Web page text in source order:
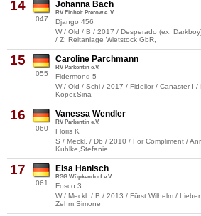
14
047
Johanna Bach
RV Einheit Prerow e. V.
Django 456
W / Old / B / 2017 / Desperado (ex:
/ Z: Reitanlage Wietstock GbR,
15
055
Caroline Parchmann
RV Parkentin e.V.
Fidermond 5
W / Old / Schi / 2017 / Fidelior / Canaster I /
Köper,Sina
16
060
Vanessa Wendler
RV Parkentin e.V.
Floris K
S / Meckl. / Db / 2010 / For Compliment /
Kuhlke,Stefanie
17
061
Elsa Hanisch
RSG Wöpkendorf e.V.
Fosco 3
W / Meckl. / B / 2013 / Fürst Wilhelm /
Zehm,Simone